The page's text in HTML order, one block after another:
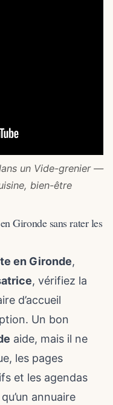
un Vide-grenier —
bien-être
Gironde sans rater les
en Gironde,
, vérifiez la
d’accueil
Un bon
aide, mais il ne
les pages
et les agendas
annuaire